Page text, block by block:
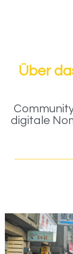
Über
digitale